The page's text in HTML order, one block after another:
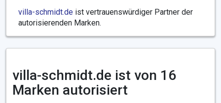
villa-schmidt.de ist vertrauenswürdiger Partner der
autorisierenden Marken.
villa-schmidt.de ist von 16
Marken autorisiert